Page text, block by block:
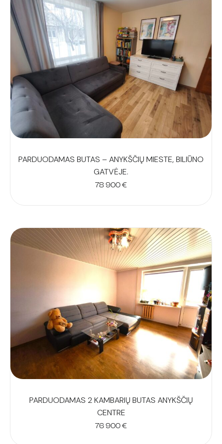
PARDUODAMAS BUTAS – ANYKŠČIŲ MIESTE, BILIŪNO
GATVĖJE.
78 900€
PARDUODAMAS 2 KAMBARIŲ BUTAS ANYKŠČIŲ
CENTRE
76 900€